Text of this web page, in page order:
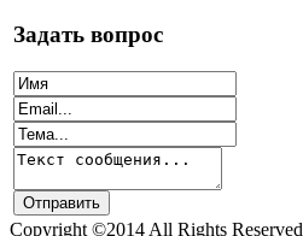
Задать вопрос
Copyright ©2014 All Rights Reserved